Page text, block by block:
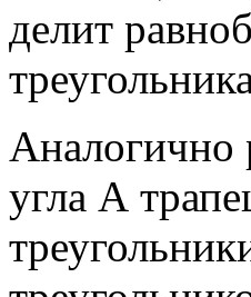
делит
Аналогично
угла А